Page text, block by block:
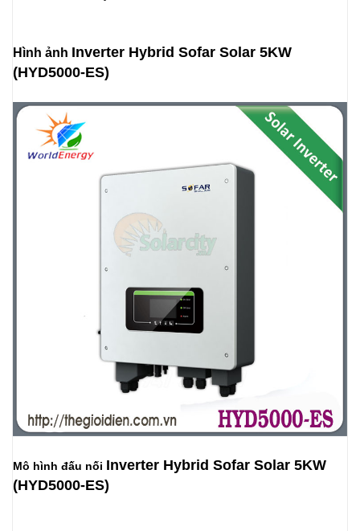
Hình ảnh Inverter Hybrid Sofar Solar 5KW
(HYD5000-ES)
Mô hình đấu nối Inverter Hybrid Sofar Solar 5KW
(HYD5000-ES)